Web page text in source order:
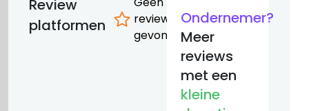
Review
platformen
reviews
gevonden
Ondernemer?
Meer
reviews
met een
kleine